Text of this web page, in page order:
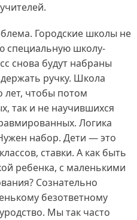
Городские школы не
специальную школу-
снова будут набраны
ручку. Школа
лет, чтобы потом
так и не научившихся
Логика
набор. Дети — это
ставки. А как быть
ребенка, с маленькими
Сознательно
безответному
Мы так часто